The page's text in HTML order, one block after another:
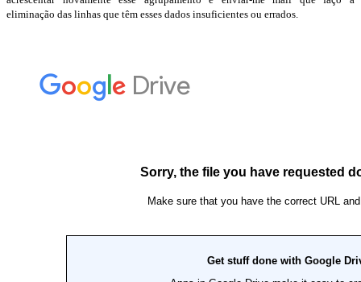
eliminação das linhas que têm esses dados insuficientes ou errados.